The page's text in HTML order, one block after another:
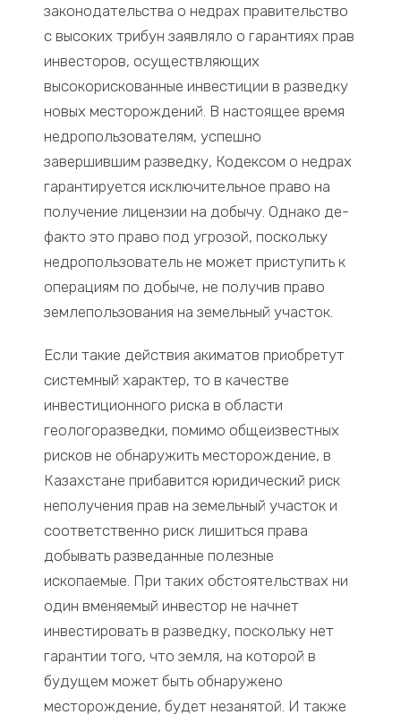
законодательства о недрах правительство
с высоких трибун заявляло о гарантиях прав
инвесторов, осуществляющих
высокорискованные инвестиции в разведку
новых месторождений. В настоящее время
недропользователям, успешно
завершившим разведку, Кодексом о недрах
гарантируется исключительное право на
получение лицензии на добычу. Однако де-
факто это право под угрозой, поскольку
недропользователь не может приступить к
операциям по добыче, не получив право
землепользования на земельный участок.
Если такие действия акиматов приобретут
системный характер, то в качестве
инвестиционного риска в области
геологоразведки, помимо общеизвестных
рисков не обнаружить месторождение, в
Казахстане прибавится юридический риск
неполучения прав на земельный участок и
соответственно риск лишиться права
добывать разведанные полезные
ископаемые. При таких обстоятельствах ни
один вменяемый инвестор не начнет
инвестировать в разведку, поскольку нет
гарантии того, что земля, на которой в
будущем может быть обнаружено
месторождение, будет незанятой. И также